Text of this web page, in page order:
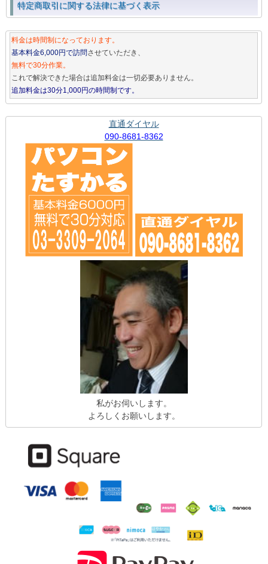
特定商取引に関する法律に基づく表示
料金は時間制になっております。
基本料金6,000円で訪問させていただき、
無料で30分作業。
これで解決できた場合は追加料金は一切必要ありません。
追加料金は30分1,000円の時間制です。
直通ダイヤル
090-8681-8362
私がお伺いします。
よろしくお願いします。